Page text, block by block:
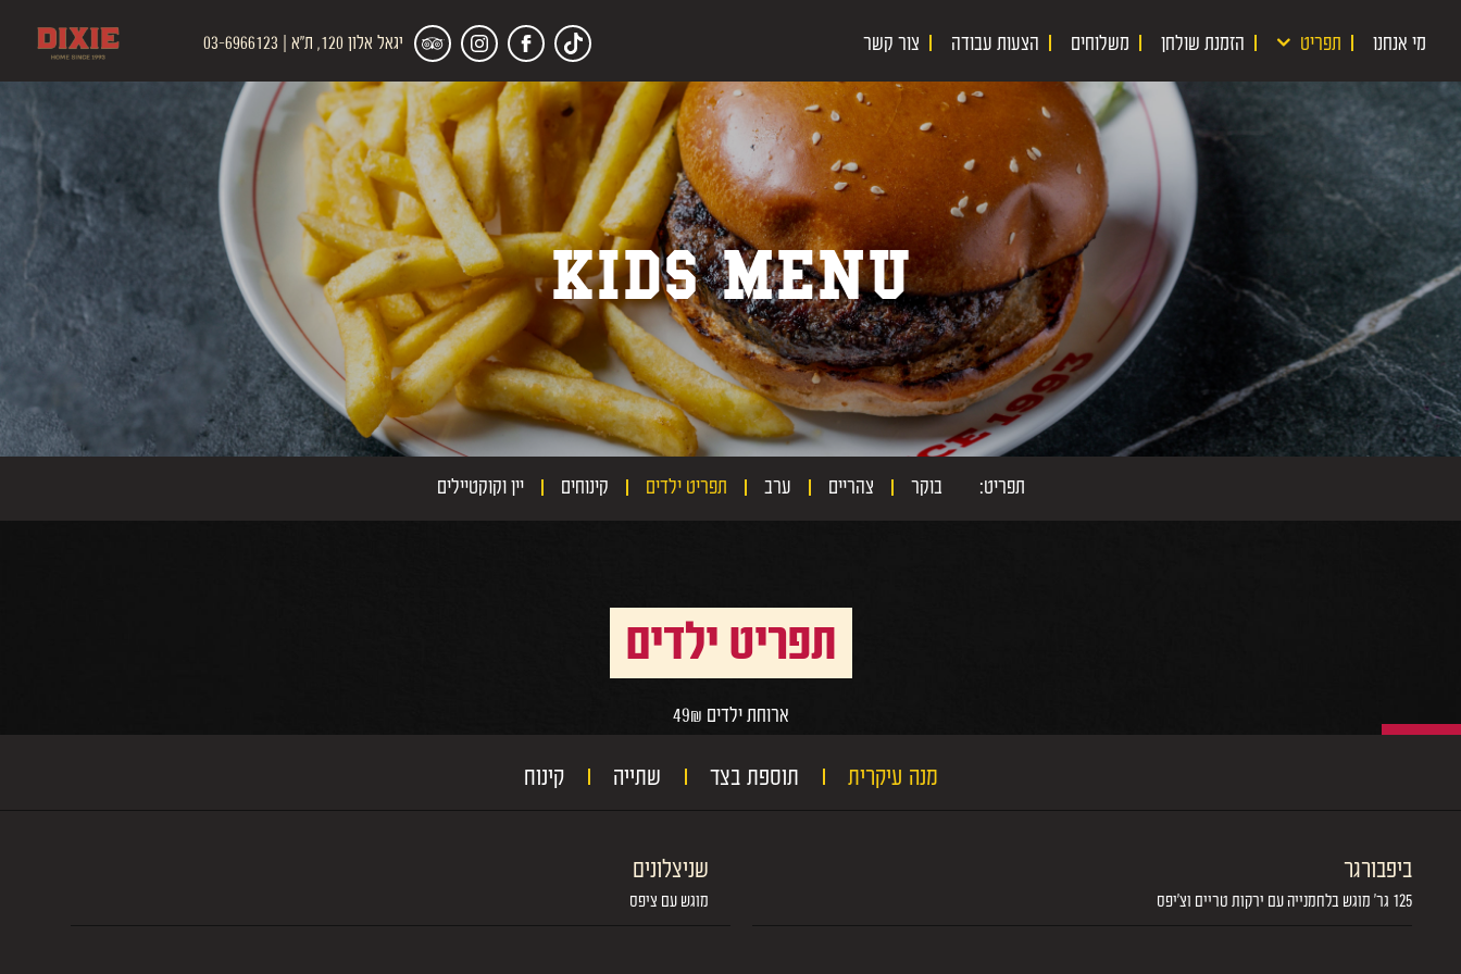
יגאל אלון 120, ת"א | 03-6966123
tripadvisor
link
דיקסי
באינסטגרם
לעמוד
הפייסבוק
של
דיקסי
Tiktok
link
מי אנחנו תפריט הזמנת שולחן משלוחים הצעות עבודה צור קשר
KIDS MENU
תפריט: בוקר צהריים ערב תפריט ילדים קינוחים יין וקוקטיילים
תפריט ילדים
ארוחת ילדים 49₪
מנה עיקרית תוספת בצד שתייה קינוח
ביפבורגר
125 גר' מוגש בלחמנייה עם ירקות טריים וצ'יפס
שניצלונים
מוגש עם ציפס